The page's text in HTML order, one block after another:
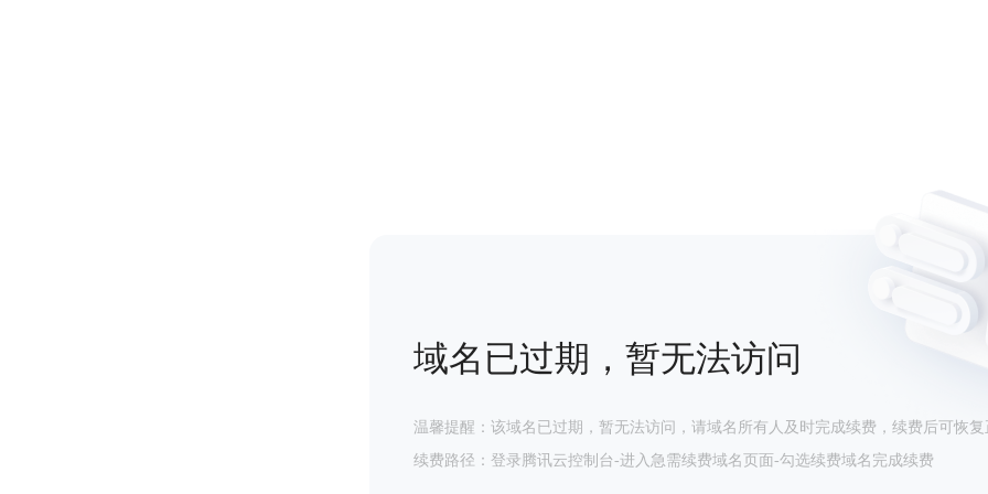
域名已过期，暂无法访问
温馨提醒：该域名已过期，暂无法访问，请域名所有人及时完成续费，续费后可恢复
续费路径：登录腾讯云控制台-进入急需续费域名页面-勾选续费域名完成续费